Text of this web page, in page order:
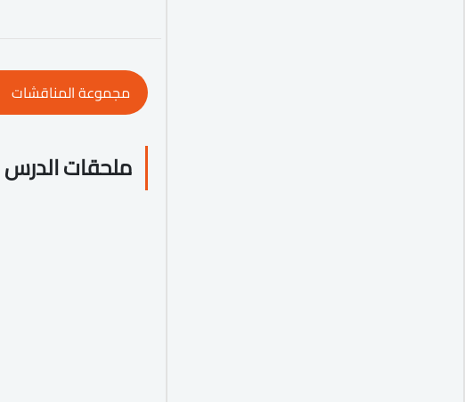
مجموعة المناقشات
ملحقات الدرس